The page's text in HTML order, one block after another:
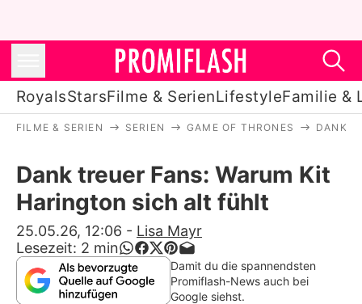
RoyalsStarsFilme & SerienLifestyleFamilie &
Stars
Filme & Serien
Lifestyle
Familie & Liebe
FILME & SERIEN SERIEN GAME OF THRONES DANK
Dank treuer Fans: Warum Kit
Harington sich alt fühlt
25.05.26, 12:06 - Lisa Mayr
Lesezeit: 2 min
Damit du die spannendsten
Promiflash-News auch bei
Google siehst.